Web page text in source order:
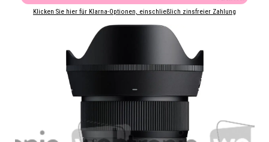
Klicken Sie hier für Klarna-Optionen, einschließlich zinsfreier Zahlung